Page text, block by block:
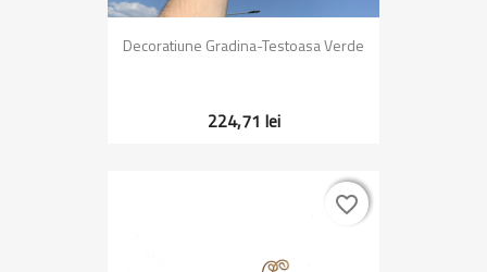
Decoratiune Gradina-Testoasa Verde
224,71 lei
favorite_border
favorite_border